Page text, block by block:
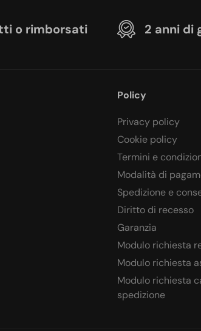
o rimborsati 2 anni di
Policy
Privacy policy
Cookie policy
Termini e
Modalità di
Spedizione e
Diritto di recesso
Garanzia
Modulo richiesta
Modulo richiesta
Modulo richiesta
spedizione